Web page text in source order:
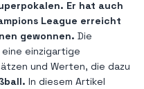
Er hat auch
League erreicht
gewonnen. Die
einzigartige
und Werten, die dazu
In diesem Artikel